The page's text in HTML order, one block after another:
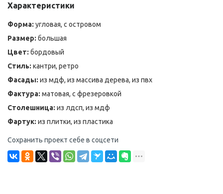
Характеристики
Форма: угловая, с островом
Размер: большая
Цвет: бордовый
Стиль: кантри, ретро
Фасады: из мдф, из массива дерева, из пвх
Фактура: матовая, с фрезеровкой
Столешница: из лдсп, из мдф
Фартук: из плитки, из пластика
Сохранить проект себе в соцсети